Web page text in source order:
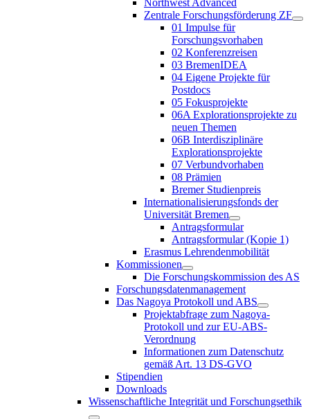
Zentrale Forschungsförderung ZF
01 Impulse für
Forschungsvorhaben
02 Konferenzreisen
03 BremenIDEA
04 Eigene Projekte für
Postdocs
05 Fokusprojekte
06A Explorationsprojekte zu
neuen Themen
06B Interdisziplinäre
Explorationsprojekte
07 Verbundvorhaben
08 Prämien
Bremer Studienpreis
Internationalisierungsfonds der
Universität Bremen
Antragsformular
Antragsformular (Kopie 1)
Erasmus Lehrendenmobilität
Kommissionen
Die Forschungskommission des AS
Forschungsdatenmanagement
Das Nagoya Protokoll und ABS
Projektabfrage zum Nagoya-
Protokoll und zur EU-ABS-
Verordnung
Informationen zum Datenschutz
gemäß Art. 13 DS-GVO
Stipendien
Downloads
Wissenschaftliche Integrität und Forschungsethik